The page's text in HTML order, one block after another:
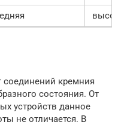
соединений кремния
состояния. От
устройств данное
не отличается. В